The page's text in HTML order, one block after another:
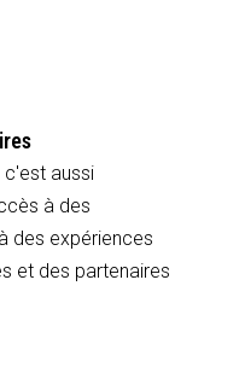
c'est aussi
à des
des expériences
et des partenaires